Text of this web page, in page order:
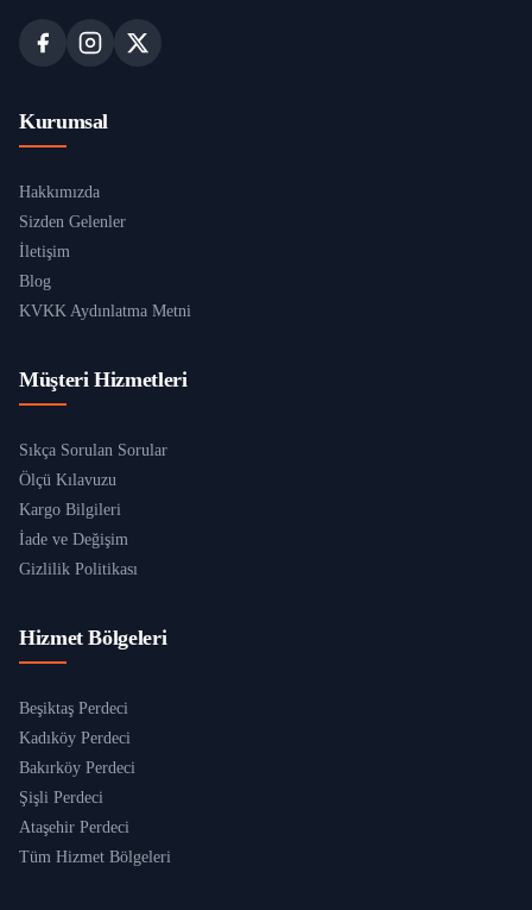
Kurumsal
Hakkımızda
Sizden Gelenler
İletişim
Blog
KVKK Aydınlatma Metni
Müşteri Hizmetleri
Sıkça Sorulan Sorular
Ölçü Kılavuzu
Kargo Bilgileri
İade ve Değişim
Gizlilik Politikası
Hizmet Bölgeleri
Beşiktaş Perdeci
Kadıköy Perdeci
Bakırköy Perdeci
Şişli Perdeci
Ataşehir Perdeci
Tüm Hizmet Bölgeleri